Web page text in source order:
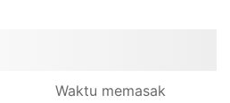
Waktu memasak